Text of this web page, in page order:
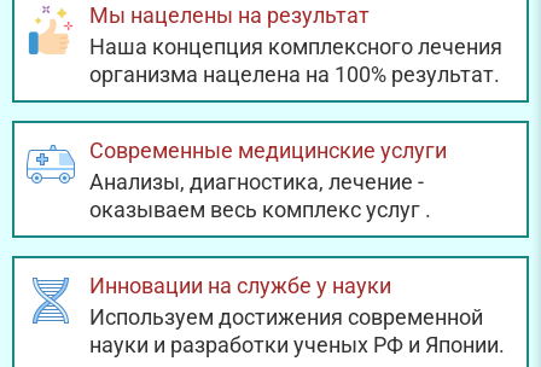
Мы нацелены на результат
Наша концепция комплексного лечения
организма нацелена на 100% результат.
Современные медицинские услуги
Анализы, диагностика, лечение -
оказываем весь комплекс услуг .
Инновации на службе у науки
Используем достижения современной
науки и разработки ученых РФ и Японии.